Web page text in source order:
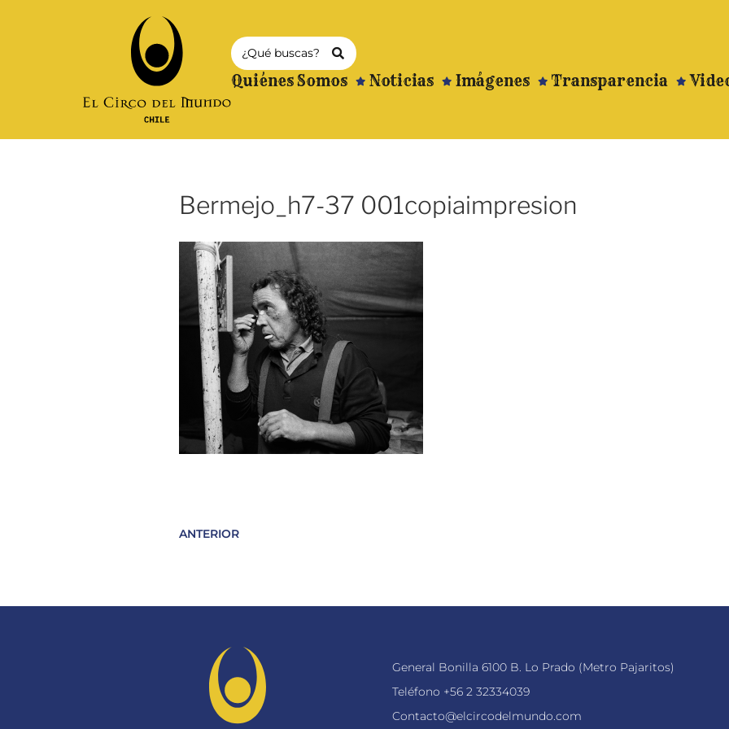
Quiénes Somos Noticias Imágenes Transparencia
Bermejo_h7-37 001copiaimpresion
ANTERIOR
General Bonilla 6100 B. Lo Prado (Metro Pajaritos)
Teléfono +56 2 32334039
Contacto@elcircodelmundo.com